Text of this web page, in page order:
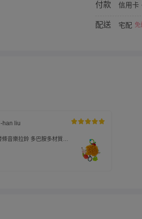
付款 信用卡
配送 宅配 免
han liu
音樂拉鈴 多巴胺多材質音